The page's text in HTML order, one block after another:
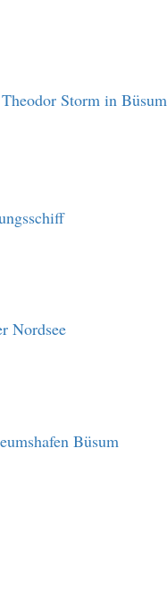
Storm in Büsum
Nordsee
Büsum